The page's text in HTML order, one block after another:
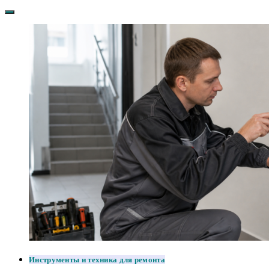
Инструменты и техника для ремонта